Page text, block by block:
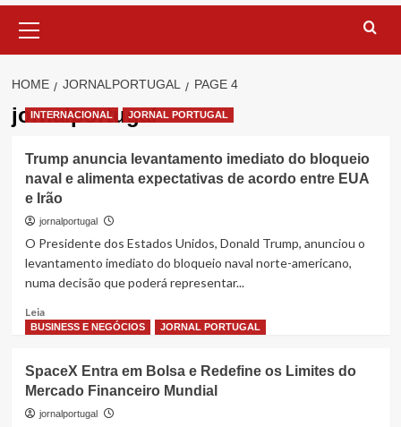
Menu
HOME JORNALPORTUGAL PAGE 4
jornalportugal
INTERNACIONAL JORNAL PORTUGAL
Trump anuncia levantamento imediato do bloqueio
naval e alimenta expectativas de acordo entre EUA
e Irão
jornalportugal
O Presidente dos Estados Unidos, Donald Trump, anunciou o
levantamento imediato do bloqueio naval norte-americano,
numa decisão que poderá representar...
LeiaRead
more
anuncia
levantamento
imediato
BUSINESS E NEGÓCIOS JORNAL PORTUGAL
SpaceX Entra em Bolsa e Redefine os Limites do
Mercado Financeiro Mundial
jornalportugal